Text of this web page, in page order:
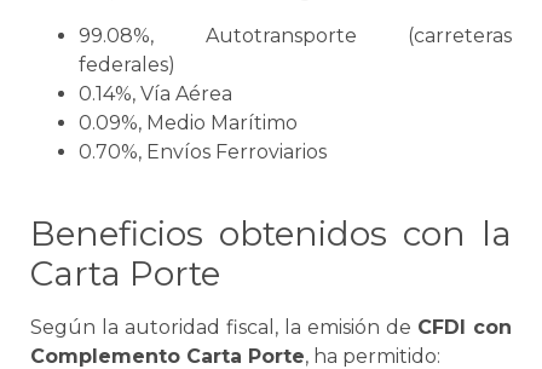
99.08%, Autotransporte (carreteras
federales)
0.14%, Vía Aérea
0.09%, Medio Marítimo
0.70%, Envíos Ferroviarios
Beneficios obtenidos con la
Carta Porte
Según la autoridad fiscal, la emisión de CFDI con
Complemento Carta Porte, ha permitido: